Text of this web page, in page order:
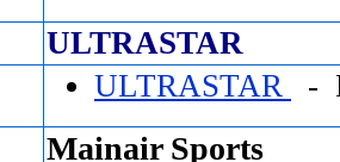
ULTRASTAR
ULTRASTAR -
Mainair Sports